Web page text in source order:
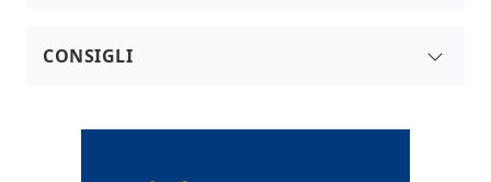
In Vetro
CONSIGLI